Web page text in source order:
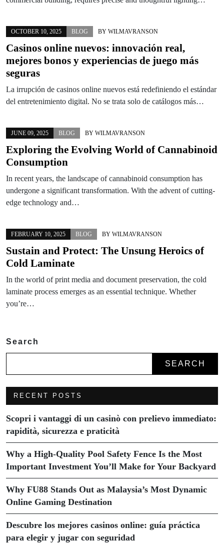
OCTOBER 10, 2025 BLOG BY WILMAVRANSON
Casinos online nuevos: innovación real,
mejores bonos y experiencias de juego más
seguras
La irrupción de casinos online nuevos está redefiniendo el estándar
del entretenimiento digital. No se trata solo de catálogos más…
JUNE 09, 2025 BLOG BY WILMAVRANSON
Exploring the Evolving World of Cannabinoid
Consumption
In recent years, the landscape of cannabinoid consumption has
undergone a significant transformation. With the advent of cutting-
edge technology and…
FEBRUARY 10, 2025 BLOG BY WILMAVRANSON
Sustain and Protect: The Unsung Heroics of
Cold Laminate
In the world of print media and document preservation, the cold
laminate process emerges as an essential technique. Whether
you’re…
Search
SEARCH
RECENT POSTS
Scopri i vantaggi di un casinò con prelievo immediato:
rapidità, sicurezza e praticità
Why a High-Quality Pool Safety Fence Is the Most
Important Investment You’ll Make for Your Backyard
Why FU88 Stands Out as Malaysia’s Most Dynamic
Online Gaming Destination
Descubre los mejores casinos online: guía práctica
para elegir y jugar con seguridad